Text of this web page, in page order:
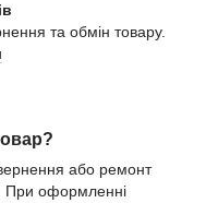
та обмін товару.
або ремонт
При оформленні